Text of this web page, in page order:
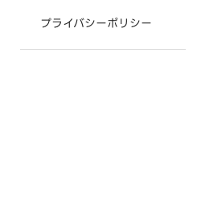
プライバシーポリシー